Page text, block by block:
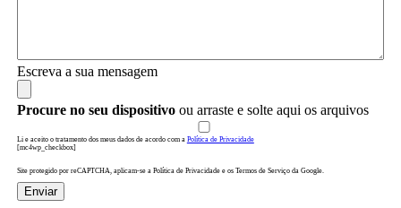
Escreva a sua mensagem
Procure no seu dispositivoou arraste e solte aqui os arquivos
Li e aceito o tratamento dos meus dados de acordo com a Política de Privacidade
[mc4wp_checkbox]
Site protegido por reCAPTCHA, aplicam-se a Política de Privacidade e os Termos de Serviço da Google.
Enviar